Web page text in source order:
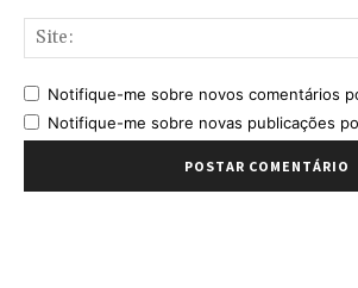
Notifique-me sobre novos comentários
Notifique-me sobre novas publicações